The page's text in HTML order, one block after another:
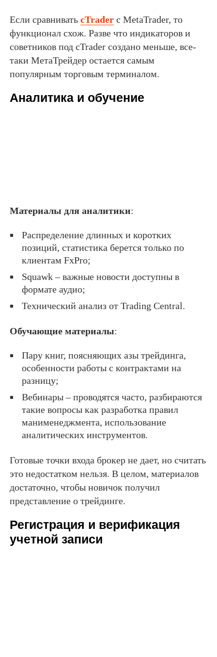
Если сравнивать cTrader с MetaTrader, то
функционал схож. Разве что индикаторов и
советников под cTrader создано меньше, все-
таки МетаТрейдер остается самым
популярным торговым терминалом.
Аналитика и обучение
Материалы для аналитики:
Распределение длинных и коротких
позиций, статистика берется только по
клиентам FxPro;
Squawk – важные новости доступны в
формате аудио;
Технический анализ от Trading Central.
Обучающие материалы:
Пару книг, поясняющих азы трейдинга,
особенности работы с контрактами на
разницу;
Вебинары – проводятся часто, разбираются
такие вопросы как разработка правил
манименеджмента, использование
аналитических инструментов.
Готовые точки входа брокер не дает, но считать
это недостатком нельзя. В целом, материалов
достаточно, чтобы новичок получил
представление о трейдинге.
Регистрация и верификация
учетной записи